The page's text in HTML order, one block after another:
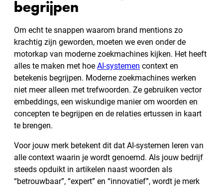
begrijpen
Om echt te snappen waarom brand mentions zo
krachtig zijn geworden, moeten we even onder de
motorkap van moderne zoekmachines kijken. Het heeft
alles te maken met hoe AI-systemen context en
betekenis begrijpen. Moderne zoekmachines werken
niet meer alleen met trefwoorden. Ze gebruiken vector
embeddings, een wiskundige manier om woorden en
concepten te begrijpen en de relaties ertussen in kaart
te brengen.
Voor jouw merk betekent dit dat AI-systemen leren van
alle context waarin je wordt genoemd. Als jouw bedrijf
steeds opduikt in artikelen naast woorden als
“betrouwbaar”, “expert” en “innovatief”, wordt je merk